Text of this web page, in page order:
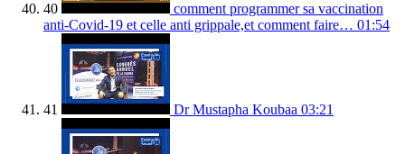
40
comment programmer sa vaccination
anti-Covid-19 et celle anti grippale,et comment faire… 01:54
41 Dr Mustapha Koubaa 03:21